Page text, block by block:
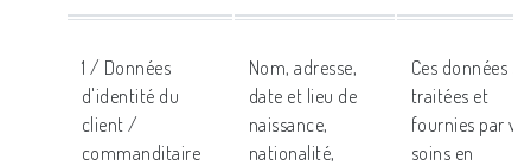
1 / Données
d'identité du
client /
commanditaire
Nom, adresse,
date et lieu de
naissance,
nationalité,
Ces données
traitées et
fournies par
soins en